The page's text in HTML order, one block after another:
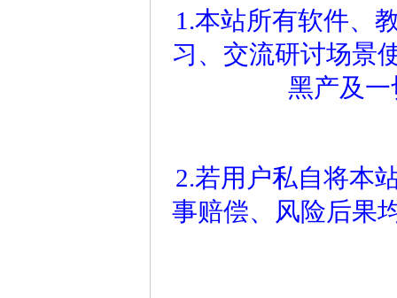
1.本站所有软件、
习、交流研讨场景
黑产及
2.若用户私自将本
事赔偿、风险后果